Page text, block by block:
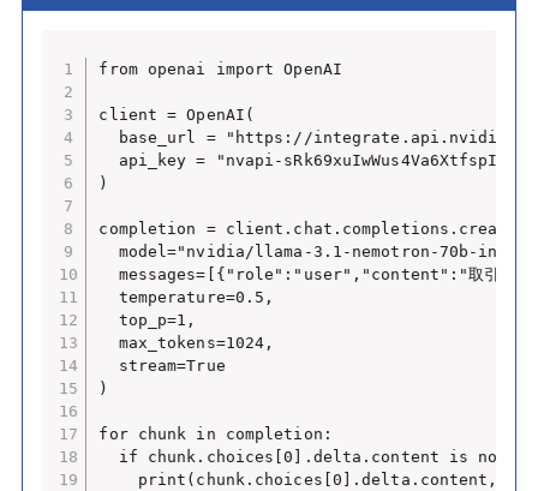
from openai import OpenAI
client = OpenAI(
base_url = "https://
api_key = "nvapi-
)
completion = client.chat.completions.create(
model="nvidia/llama-3.1-nemotron-70b-
messages=[{"role":"user","content":"取引先に対
  temperature=0.5,
  top_p=1,
  max_tokens=1024,
  stream=True
)
for chunk in completion:
if chunk.choices[0].delta.content is not
print(chunk.choices[0].delta.content,